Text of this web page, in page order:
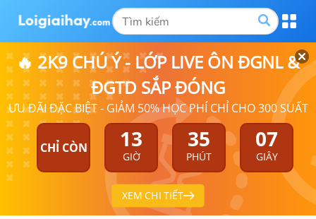
🔥 2K9 CHÚ Ý - LỚP LIVE ÔN ĐGNL &
ĐGTD SẮP ĐÓNG
ƯU ĐÃI ĐẶC BIỆT - GIẢM 50% HỌC PHÍ CHỈ CHO 300 SUẤT
CHỈ CÒN 13
GIỜ
35
PHÚT
07
GIÂY
XEM CHI TIẾT